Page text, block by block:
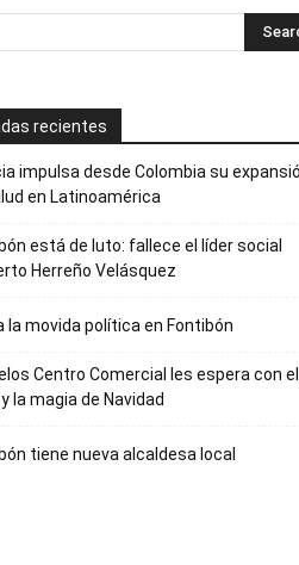
recientes
impulsa desde Colombia su
en Latinoamérica
está de luto: fallece el líder social
Herreño Velásquez
la movida política en Fontibón
Centro Comercial les espera con el
la magia de Navidad
tiene nueva alcaldesa local